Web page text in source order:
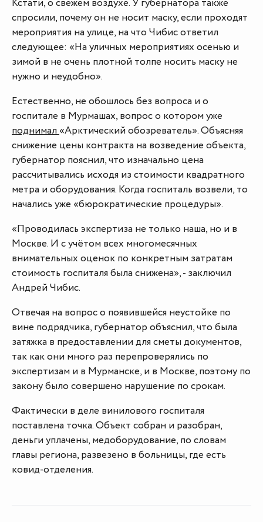
спросили, почему он не носит маску, если проходят
мероприятия на улице, на что Чибис ответил
следующее: «На уличных мероприятиях осенью и
зимой в не очень плотной толпе носить маску не
нужно и неудобно».
Естественно, не обошлось без вопроса и о
госпитале в Мурмашах, вопрос о котором уже
поднимал «Арктический обозреватель». Объясняя
снижение цены контракта на возведение объекта,
губернатор пояснил, что изначально цена
рассчитывались исходя из стоимости квадратного
метра и оборудования. Когда госпиталь возвели, то
начались уже «бюрократические процедуры».
«Проводилась экспертиза не только наша, но и в
Москве. И с учётом всех многомесячных
внимательных оценок по конкретным затратам
стоимость госпиталя была снижена», - заключил
Андрей Чибис.
Отвечая на вопрос о появившейся неустойке по
вине подрядчика, губернатор объяснил, что была
затяжка в предоставлении для сметы документов,
так как они много раз перепроверялись по
экспертизам и в Мурманске, и в Москве, поэтому по
закону было совершено нарушение по срокам.
Фактически в деле винилового госпиталя
поставлена точка. Объект собран и разобран,
деньги уплачены, медоборудование, по словам
главы региона, развезено в больницы, где есть
ковид-отделения.